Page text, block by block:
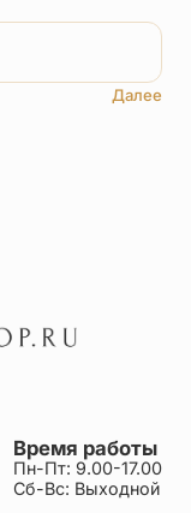
Далее
Время работы
Пн-Пт: 9.00-17.00
Сб-Вс: Выходной